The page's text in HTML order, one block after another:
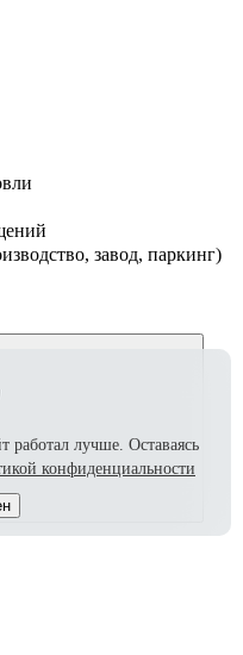
завод, паркинг)
работал лучше. Оставаясь
конфиденциальности